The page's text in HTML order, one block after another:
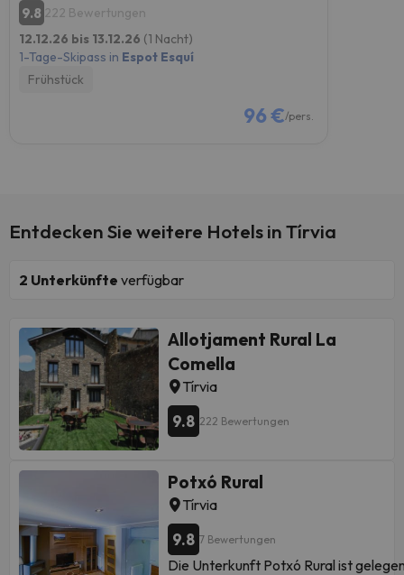
9.8 222 Bewertungen
12.12.26 bis 13.12.26 (1 Nacht)
1-Tage-Skipass in Espot Esquí
Frühstück
96 €/pers.
Entdecken Sie weitere Hotels in Tírvia
2 Unterkünfte verfügbar
Allotjament Rural La
Comella
Tírvia
9.8 222 Bewertungen
Potxó Rural
Tírvia
9.8 7 Bewertungen
Die Unterkunft Potxó Rural ist